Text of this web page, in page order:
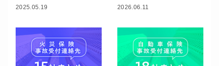
2025.05.19 2026.06.11